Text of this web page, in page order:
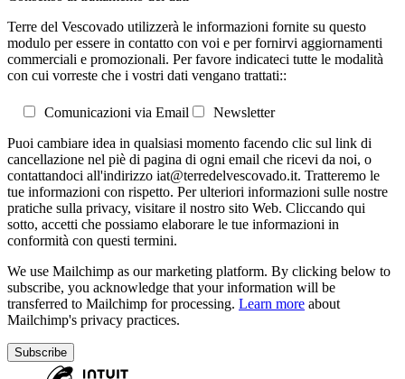
Terre del Vescovado utilizzerà le informazioni fornite su questo
modulo per essere in contatto con voi e per fornirvi aggiornamenti
commerciali e promozionali. Per favore indicateci tutte le modalità
con cui vorreste che i vostri dati vengano trattati::
Comunicazioni via Email
Newsletter
Puoi cambiare idea in qualsiasi momento facendo clic sul link di
cancellazione nel piè di pagina di ogni email che ricevi da noi, o
contattandoci all'indirizzo iat@terredelvescovado.it. Tratteremo le
tue informazioni con rispetto. Per ulteriori informazioni sulle nostre
pratiche sulla privacy, visitare il nostro sito Web. Cliccando qui
sotto, accetti che possiamo elaborare le tue informazioni in
conformità con questi termini.
We use Mailchimp as our marketing platform. By clicking below to
subscribe, you acknowledge that your information will be
transferred to Mailchimp for processing. Learn more about
Mailchimp's privacy practices.